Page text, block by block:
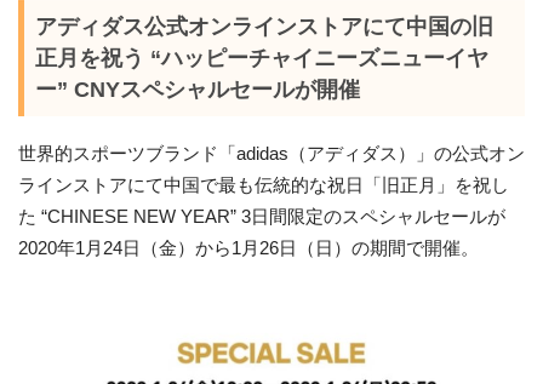
アディダス公式オンラインストアにて中国の旧
正月を祝う “ハッピーチャイニーズニューイヤ
ー” CNYスペシャルセールが開催
世界的スポーツブランド「adidas（アディダス）」の公式オン
ラインストアにて中国で最も伝統的な祝日「旧正月」を祝し
た “CHINESE NEW YEAR” 3日間限定のスペシャルセールが
2020年1月24日（金）から1月26日（日）の期間で開催。